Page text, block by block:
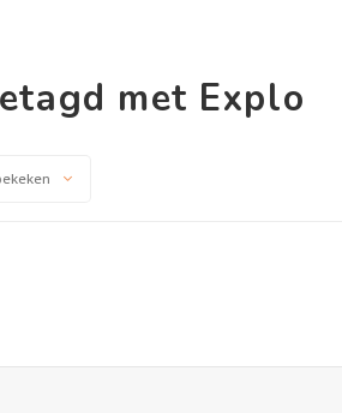
met Explo